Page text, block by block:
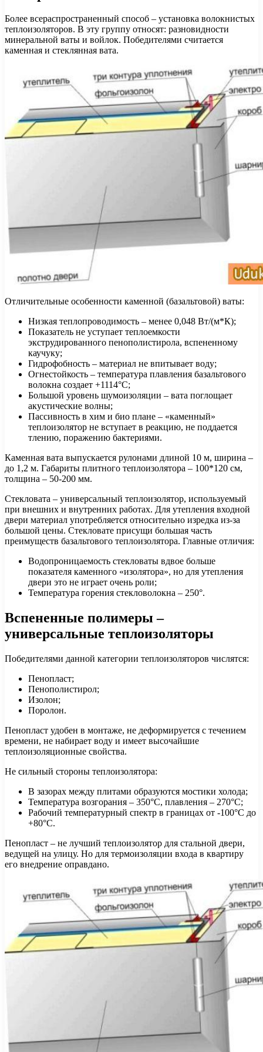
Более всераспространенный способ – установка волокнистых
теплоизоляторов. В эту группу относят: разновидности
минеральной ваты и войлок. Победителями считается
каменная и стеклянная вата.
Отличительные особенности каменной (базальтовой) ваты:
Низкая теплопроводимость – менее 0,048 Вт/(м*К);
Показатель не уступает теплоемкости
экструдированного пенополистирола, вспененному
каучуку;
Гидрофобность – материал не впитывает воду;
Огнестойкость – температура плавления базальтового
волокна создает +1114°С;
Большой уровень шумоизоляции – вата поглощает
акустические волны;
Пассивность в хим и био плане – «каменный»
теплоизолятор не вступает в реакцию, не поддается
тлению, поражению бактериями.
Каменная вата выпускается рулонами длиной 10 м, ширина –
до 1,2 м. Габариты плитного теплоизолятора – 100*120 см,
толщина – 50-200 мм.
Стекловата – универсальный теплоизолятор, используемый
при внешних и внутренних работах. Для утепления входной
двери материал употребляется относительно изредка из-за
большой цены. Стекловате присущи большая часть
преимуществ базальтового теплоизолятора. Главные отличия:
Водопроницаемость стекловаты вдвое больше
показателя каменного «изолятора», но для утепления
двери это не играет очень роли;
Температура горения стекловолокна – 250°.
Вспененные полимеры –
универсальные теплоизоляторы
Победителями данной категории теплоизоляторов числятся:
Пенопласт;
Пенополистирол;
Изолон;
Поролон.
Пенопласт удобен в монтаже, не деформируется с течением
времени, не набирает воду и имеет высочайшие
теплоизоляционные свойства.
Не сильный стороны теплоизолятора:
В зазорах между плитами образуются мостики холода;
Температура возгорания – 350°С, плавления – 270°С;
Рабочий температурный спектр в границах от -100°С до
+80°С.
Пенопласт – не лучший теплоизолятор для стальной двери,
ведущей на улицу. Но для термоизоляции входа в квартиру
его внедрение оправдано.